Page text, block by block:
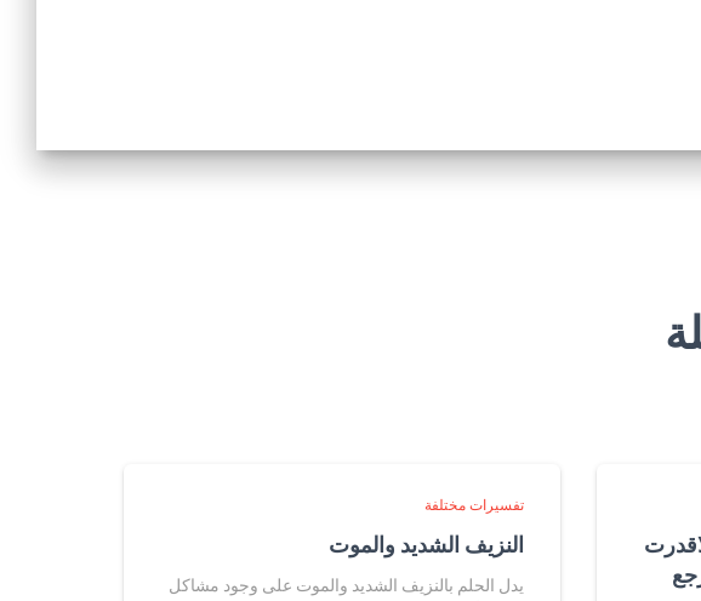
تفسيرات مختلفة
النزيف الشديد والموت
يدل الحلم بالنزيف الشديد والموت على وجود مشاكل